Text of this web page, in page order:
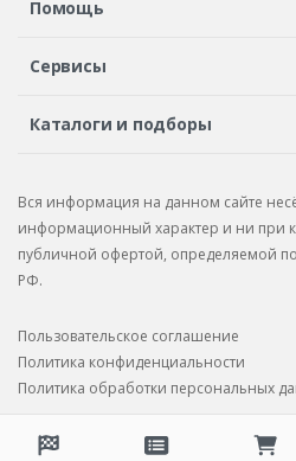
Помощь
Шины в кредит
Сервисы
Автосервисы
Бонусная
Рекламации по услугам
Каталоги и подборы
Подбор запчастей
Каталог запчастей
Вся информация на данном сайте
информационный характер и ни при
публичной офертой, определяемой
РФ.
Пользовательское соглашение
Политика конфиденциальности
Политика обработки персональных